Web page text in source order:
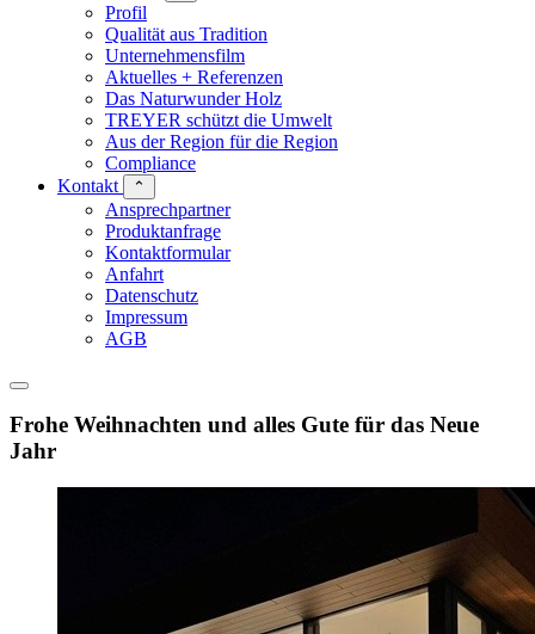
Profil
Qualität aus Tradition
Unternehmensfilm
Aktuelles + Referenzen
Das Naturwunder Holz
TREYER schützt die Umwelt
Aus der Region für die Region
Compliance
Kontakt
⌃
Ansprechpartner
Produktanfrage
Kontaktformular
Anfahrt
Datenschutz
Impressum
AGB
Frohe Weihnachten und alles Gute für das Neue
Jahr